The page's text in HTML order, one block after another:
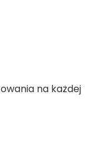
na każdej